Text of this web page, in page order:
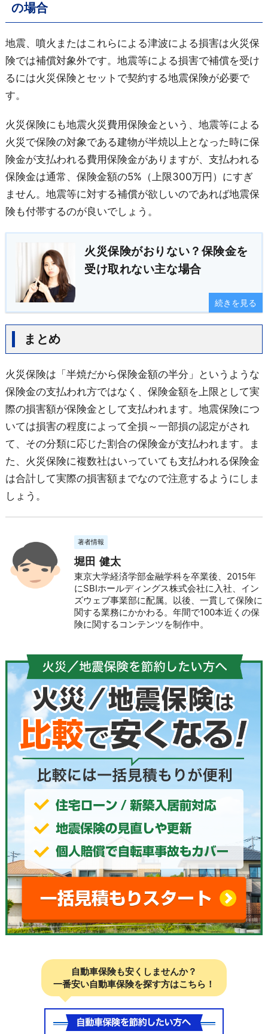
の場合
地震、噴火またはこれらによる津波による損害は火災保
険では補償対象外です。地震等による損害で補償を受け
るには火災保険とセットで契約する地震保険が必要で
す。
火災保険にも地震火災費用保険金という、地震等による
火災で保険の対象である建物が半焼以上となった時に保
険金が支払われる費用保険金がありますが、支払われる
保険金は通常、保険金額の5%（上限300万円）にすぎ
ません。地震等に対する補償が欲しいのであれば地震保
険も付帯するのが良いでしょう。
火災保険がおりない？保険金を
受け取れない主な場合
続きを見る
まとめ
火災保険は「半焼だから保険金額の半分」というような
保険金の支払われ方ではなく、保険金額を上限として実
際の損害額が保険金として支払われます。地震保険につ
いては損害の程度によって全損～一部損の認定がされ
て、その分類に応じた割合の保険金が支払われます。ま
た、火災保険に複数社はいっていても支払われる保険金
は合計して実際の損害額までなので注意するようにしま
しょう。
著者情報
堀田 健太
東京大学経済学部金融学科を卒業後、2015年
にSBIホールディングス株式会社に入社、イン
ズウェブ事業部に配属。以後、一貫して保険に
関する業務にかかわる。年間で100本近くの保
険に関するコンテンツを制作中。
自動車保険も安くしませんか？
一番安い自動車保険を探す方はこちら！